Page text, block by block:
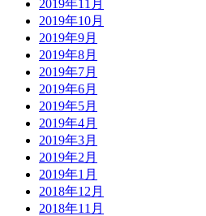
2019年11月
2019年10月
2019年9月
2019年8月
2019年7月
2019年6月
2019年5月
2019年4月
2019年3月
2019年2月
2019年1月
2018年12月
2018年11月